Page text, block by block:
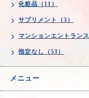
化粧品（11）
サプリメント（3）
マンションエントランス
指定なし（53）
メニュー